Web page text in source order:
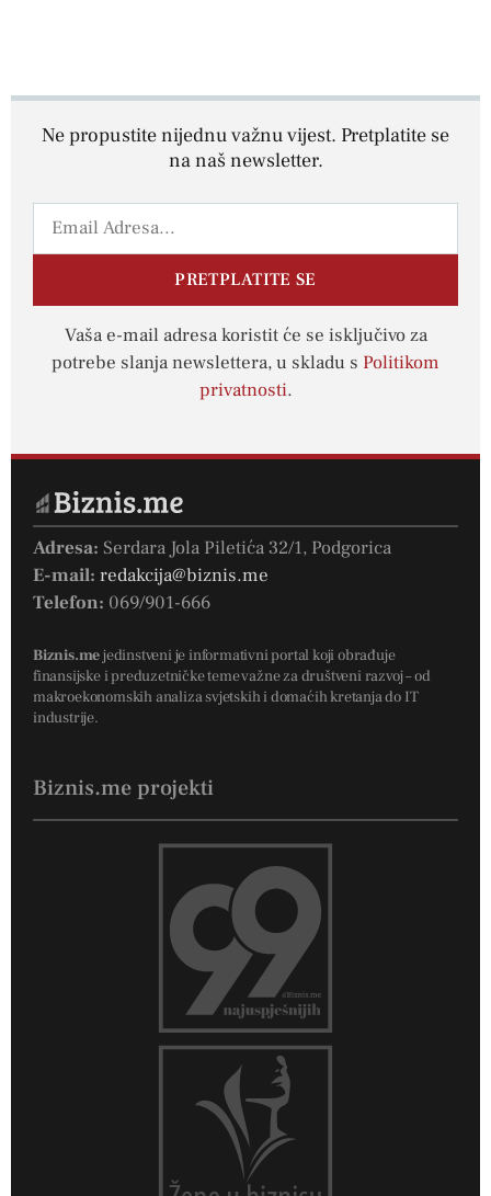
Ne propustite nijednu važnu vijest. Pretplatite se
na naš newsletter.
PRETPLATITE SE
Vaša e-mail adresa koristit će se isključivo za
potrebe slanja newslettera, u skladu s Politikom
privatnosti.
Adresa: Serdara Jola Piletića 32/1, Podgorica
E-mail: redakcija@biznis.me
Telefon: 069/901-666
Biznis.mejedinstveni je informativni portal koji obrađuje
finansijske i preduzetničke teme važne za društveni razvoj – od
makroekonomskih analiza svjetskih i domaćih kretanja do IT
industrije.
Biznis.me projekti